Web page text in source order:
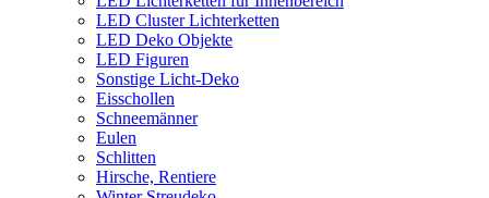
LED Cluster Lichterketten
LED Deko Objekte
LED Figuren
Sonstige Licht-Deko
Eisschollen
Schneemänner
Eulen
Schlitten
Hirsche, Rentiere